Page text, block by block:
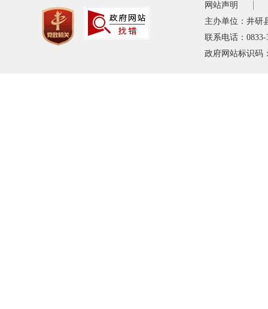
网站声明
主办单位：井研
联系电话：
政府网站标识码